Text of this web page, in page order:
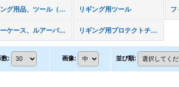
リギング用品、ツール（工具） (全商品) リギング用ツール フ
ルアーケース、ルアーバッグ リギング用プロテクトチューブ
数: 画像: 並び順: